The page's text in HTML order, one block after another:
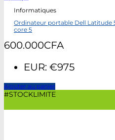
Informatiques
Ordinateur portable Dell Latitude
core 5
600.000CFA
EUR: €975
Ajouter au panier
#STOCKLIMITE